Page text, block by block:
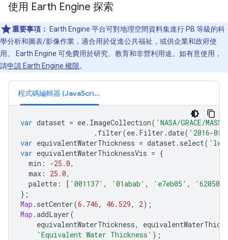
使用 Earth Engine 探索
重要事項：
Earth Engine 平台可對地理空間資料集進行 PB 等級的科
學分析和圖表/影像作業，適合用於促進公共福祉，或供企業和政府使
用。 Earth Engine 可免費用於研究、教育和非營利用途。如有意使用，
請申請 Earth Engine 權限。
程式碼編輯器 (JavaScript)
var dataset = ee. ImageCollection( 'NASA/GRACE/
. filter(ee. Filter .date( '2016-
var equivalentWaterThickness = dataset. select(
var equivalentWaterThicknessVis = {
min : -25.0,
max : 25.0,
palette : [ '001137' , '01abab' , 'e7eb05' ,
'620500'
};
Map . setCenter(6.746, 46.529, 2);
Map .addLayer(
equivalentWaterThickness,
'Equivalent Water Thickness' );